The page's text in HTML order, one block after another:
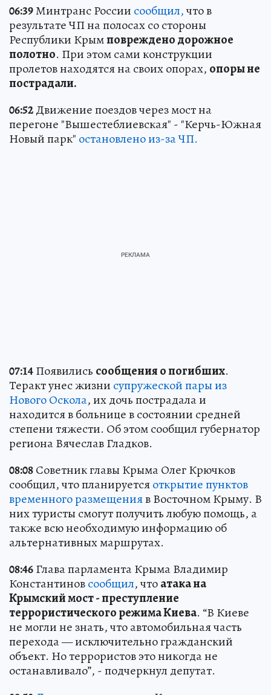
06:39Минтранс России сообщил,что в
результате ЧП на полосах со стороны
Республики Крымповреждено дорожное
полотно. При этом сами конструкции
пролетов находятся на своих опорах, опоры не
пострадали.
06:52Движение поездов через мост на
перегоне "Вышестеблиевская" - "Керчь-Южная
Новый парк" остановлено из-за ЧП.
07:14Появились сообщения о погибших.
Теракт унес жизни супружеской пары из
Нового Оскола, их дочь пострадала и
находится в больнице в состоянии средней
степени тяжести. Об этом сообщил губернатор
региона Вячеслав Гладков.
08:08Советник главы Крыма Олег Крючков
сообщил, что планируетсяоткрытие пунктов
временного размещенияв Восточном Крыму. В
них туристы смогут получить любую помощь, а
также всю необходимую информацию об
альтернативных маршрутах.
08:46Глава парламента Крыма Владимир
Константиновсообщил, чтоатака на
Крымский мост - преступление
террористического режима Киева. “В Киеве
не могли не знать, что автомобильная часть
перехода — исключительно гражданский
объект. Но террористов это никогда не
останавливало”, - подчеркнул депутат.